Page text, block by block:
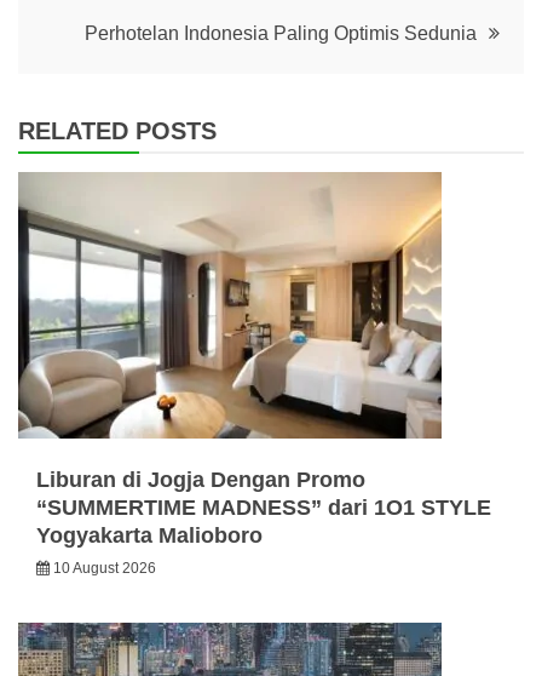
Perhotelan Indonesia Paling Optimis Sedunia
RELATED POSTS
Liburan di Jogja Dengan Promo
“SUMMERTIME MADNESS” dari 1O1 STYLE
Yogyakarta Malioboro
10 August 2026